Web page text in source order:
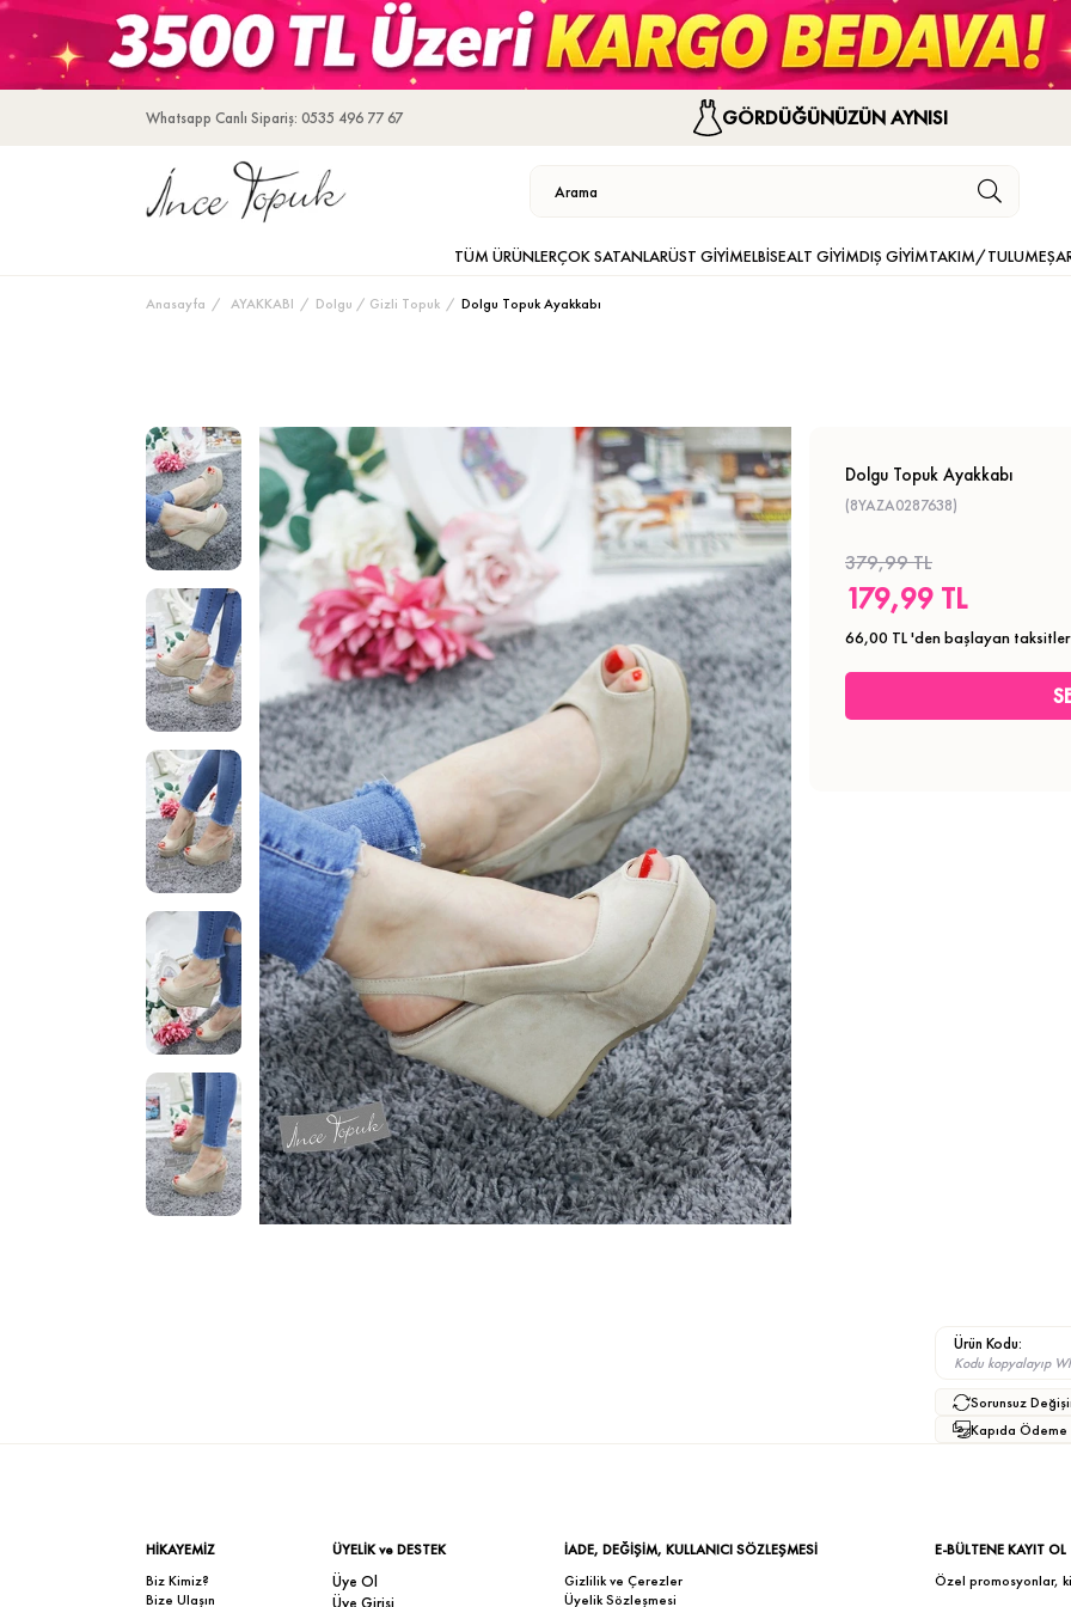
Whatsapp Canlı Sipariş: 0535 496 77 67 GÖRDÜĞÜNÜZÜN AYNISI
TÜM ÜRÜNLERÇOK SATANLARÜST GİYİMELBİSEALT GİYİMDIŞ GİYİMTAKIM/TULUM
Anasayfa AYAKKABI Dolgu / Gizli Topuk Dolgu Topuk Ayakkabı
Dolgu Topuk Ayakkabı
(8YAZA0287638)
379,99 TL
179,99 TL
66,00 TL'den başlayan
Ürün Kodu:
Kodu kopyalayıp
Sorunsuz
Kapıda Ödeme
HİKAYEMİZ
Biz Kimiz?
Bize Ulaşın
ÜYELİK ve DESTEK
Üye Ol
İADE, DEĞİŞİM, KULLANICI SÖZLEŞMESİ
Gizlilik ve Çerezler
Üyelik Sözleşmesi
E-BÜLTENE KAYIT OL
Özel promosyonlar,